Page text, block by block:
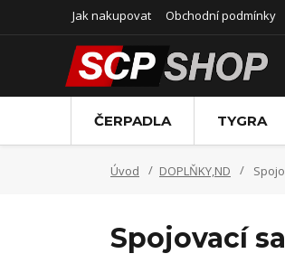
Jak nakupovat Obchodní podmínky
ČERPADLA TYGRA
Úvod DOPLŇKY,ND
Spojovací